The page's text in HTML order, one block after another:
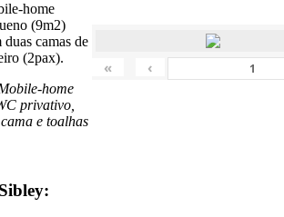
home
(9m2)
duas camas de
(2pax).
home
privativo,
e toalhas
« ‹